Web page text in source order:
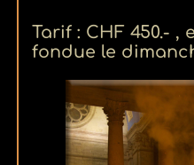
Tarif : CHF 450.- ,
fondue le